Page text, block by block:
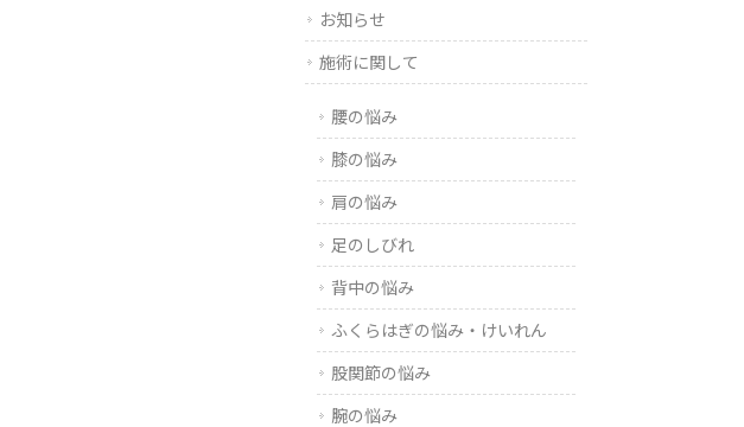
お知らせ
施術に関して
腰の悩み
膝の悩み
肩の悩み
足のしびれ
背中の悩み
ふくらはぎの悩み・けいれん
股関節の悩み
腕の悩み